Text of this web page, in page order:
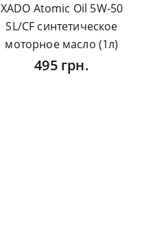
XADO Atomic Oil 5W-50
SL/CF синтетическое
моторное масло (1л)
495 грн.